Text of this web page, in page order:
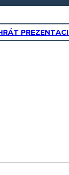
PREZENTACI